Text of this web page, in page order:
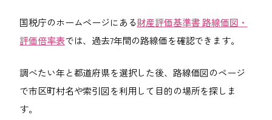
国税庁のホームページにある財産評価基準書 路線価図・
評価倍率表では、過去7年間の路線価を確認できます。
調べたい年と都道府県を選択した後、路線価図のページ
で市区町村名や索引図を利用して目的の場所を探しま
す。